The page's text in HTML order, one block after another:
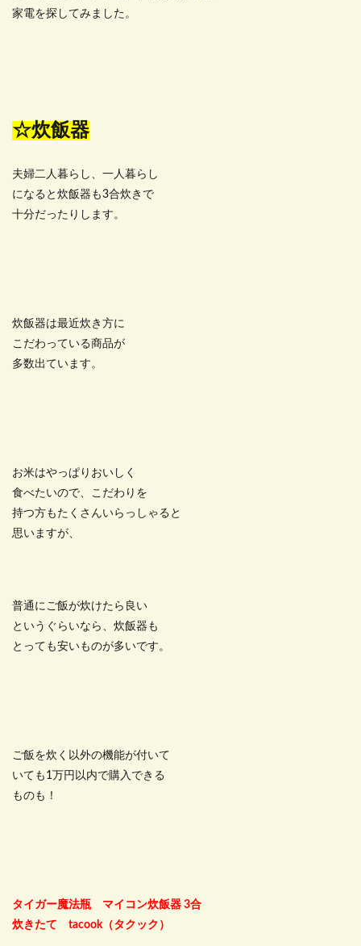
家電を探してみました。
☆炊飯器
夫婦二人暮らし、一人暮らし
になると炊飯器も3合炊きで
十分だったりします。
炊飯器は最近炊き方に
こだわっている商品が
多数出ています。
お米はやっぱりおいしく
食べたいので、こだわりを
持つ方もたくさんいらっしゃると
思いますが、
普通にご飯が炊けたら良い
というぐらいなら、炊飯器も
とっても安いものが多いです。
ご飯を炊く以外の機能が付いて
いても1万円以内で購入できる
ものも！
タイガー魔法瓶 マイコン炊飯器 3合
炊きたて tacook（タクック）